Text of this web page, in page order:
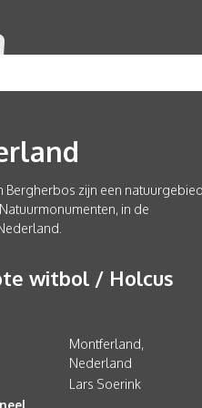
Bergherbos zijn een
in de
witbol / Holcus
Montferland,
Nederland
Lars Soerink